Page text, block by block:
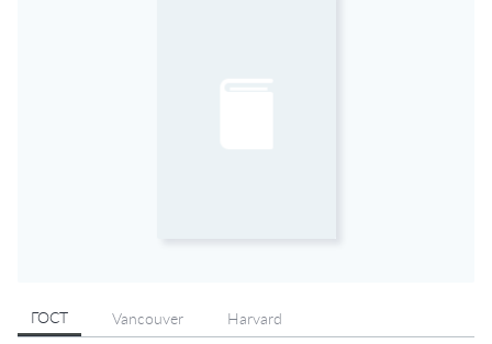
ГОСТ Vancouver Harvard